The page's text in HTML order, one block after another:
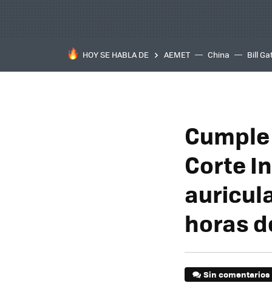
HOY SE HABLA DE AEMET China Bill
Corte
horas
Sin comentarios